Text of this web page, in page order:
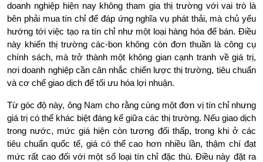
doanh nghiệp hiện nay không tham gia thị trường với vai trò là
bên phải mua tín chỉ để đáp ứng nghĩa vụ phát thải, mà chủ yếu
hướng tới việc tạo ra tín chỉ như một loại hàng hóa để bán. Điều
này khiến thị trường các-bon không còn đơn thuần là công cụ
chính sách, mà trở thành một không gian cạnh tranh về giá trị,
nơi doanh nghiệp cần cân nhắc chiến lược thị trường, tiêu chuẩn
và cơ chế giao dịch để tối ưu hóa lợi nhuận.
Từ góc độ này, ông Nam cho rằng cùng một đơn vị tín chỉ nhưng
giá trị có thể khác biệt đáng kể giữa các thị trường. Nếu giao dịch
trong nước, mức giá hiện còn tương đối thấp, trong khi ở các
tiêu chuẩn quốc tế, giá có thể cao hơn nhiều lần, thậm chí đạt
mức rất cao đối với một số loại tín chỉ đặc thù. Điều này đặt ra